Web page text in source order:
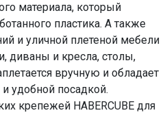
материала, который
пластика. А также
и уличной плетеной мебели
диваны и кресла, столы,
вручную и обладает
удобной посадкой.
крепежей HABERCUBE для